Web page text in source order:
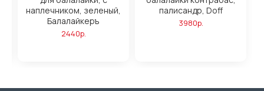
наплечником, зеленый,
Балалайкеръ
2440р.
палисандр, Doff
3980р.